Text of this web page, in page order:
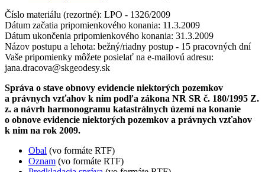
Číslo materiálu (rezortné): LPO - 1326/2009
Dátum začatia pripomienkového konania: 11.3.2009
Dátum ukončenia pripomienkového konania: 31.3.2009
Názov postupu a lehota: bežný/riadny postup - 15 pracovných dní
Vaše pripomienky môžete posielať na e-mailovú adresu:
jana.dracova@skgeodesy.sk
Správa o stave obnovy evidencie niektorých pozemkov
a právnych vzťahov k nim podľa zákona NR SR č. 180/1995 Z.
z. a návrh harmonogramu katastrálnych území na konanie
o obnove evidencie niektorých pozemkov a právnych vzťahov
k nim na rok 2009.
Obal (vo formáte RTF)
Oznam (vo formáte RTF)